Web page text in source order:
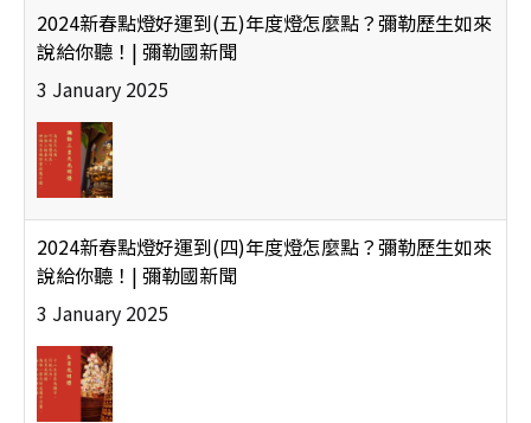
2024新春點燈好運到(五)年度燈怎麼點？彌勒歷生如來
說給你聽！| 彌勒國新聞
3 January 2025
2024新春點燈好運到(四)年度燈怎麼點？彌勒歷生如來
說給你聽！| 彌勒國新聞
3 January 2025